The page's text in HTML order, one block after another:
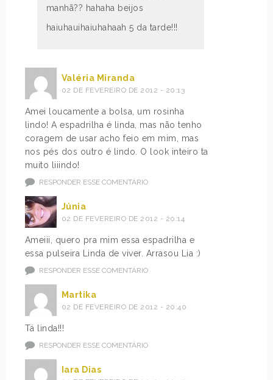
manhã?? hahaha beijos
haiuhauihaiuhahaah 5 da tarde!!!
Valéria Miranda
02 DE FEVEREIRO DE 2012 - 20:13
Amei loucamente a bolsa, um rosinha
lindo! A espadrilha é linda, mas não tenho
coragem de usar acho feio em mim, mas
nos pés dos outro é lindo. O look inteiro ta
muito liiindo!
RESPONDER ESSE COMENTÁRIO
Júnia
02 DE FEVEREIRO DE 2012 - 20:14
Ameiii, quero pra mim essa espadrilha e
essa pulseira Linda de viver. Arrasou Lia :)
RESPONDER ESSE COMENTÁRIO
Martika
02 DE FEVEREIRO DE 2012 - 20:40
Tá linda!!!
RESPONDER ESSE COMENTÁRIO
Iara Dias